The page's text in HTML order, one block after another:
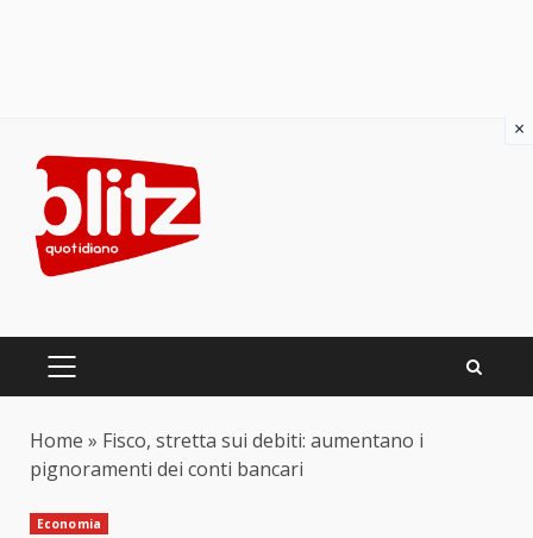
content
PRIMARY
Home » Fisco, stretta sui debiti: aumentano i
pignoramenti dei conti bancari
Economia
×